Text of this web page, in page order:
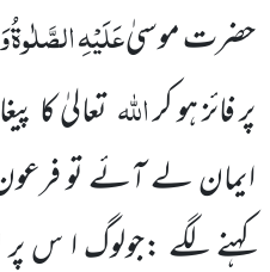
حضرت موسیٰعَلَیْہِالصَّلٰوۃُ
پر فائز ہو کراللہتعالیٰ کا
ایمان لے آئے تو
کہنے لگے :جولوگ ا س